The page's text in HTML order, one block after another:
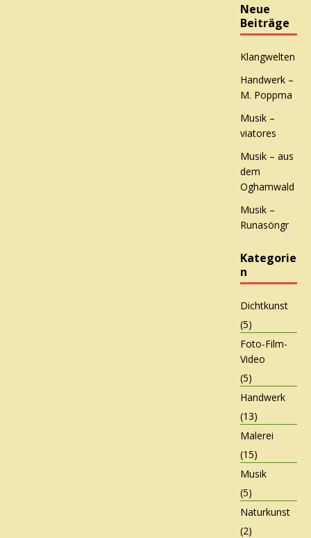
Neue
Beiträge
Klangwelten
Handwerk –
M. Poppma
Musik –
viatores
Musik – aus
dem
Oghamwald
Musik –
Runasöngr
Kategorie
n
Dichtkunst
(5)
Foto-Film-
Video
(5)
Handwerk
(13)
Malerei
(15)
Musik
(5)
Naturkunst
(2)